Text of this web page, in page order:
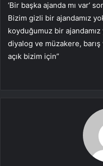
‘Bir başka ajanda mı var’
Bizim gizli bir ajandamız
koyduğumuz bir
diyalog ve müzakere,
açık bizim için”